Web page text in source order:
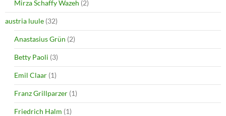
n
d
o
)
i
n
d
w
)
Mirza Schaffy Wazeh (2)
austria luule (32)
Anastasius Grün (2)
Betty Paoli (3)
Emil Claar (1)
Franz Grillparzer (1)
Friedrich Halm (1)